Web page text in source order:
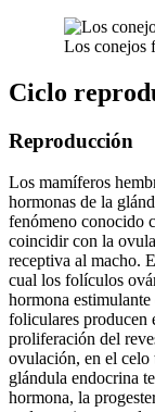
Los conejos
Ciclo
Reproducción
Los mamíferos
hormonas de la
fenómeno conocido
coincidir con la
receptiva al macho.
cual los folículos
hormona
foliculares producen
proliferación del
ovulación, en el
glándula endocrina
hormona, la